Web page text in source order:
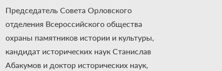
Председатель Совета Орловского
отделения Всероссийского общества
охраны памятников истории и культуры,
кандидат исторических наук Станислав
Абакумов и доктор исторических наук,